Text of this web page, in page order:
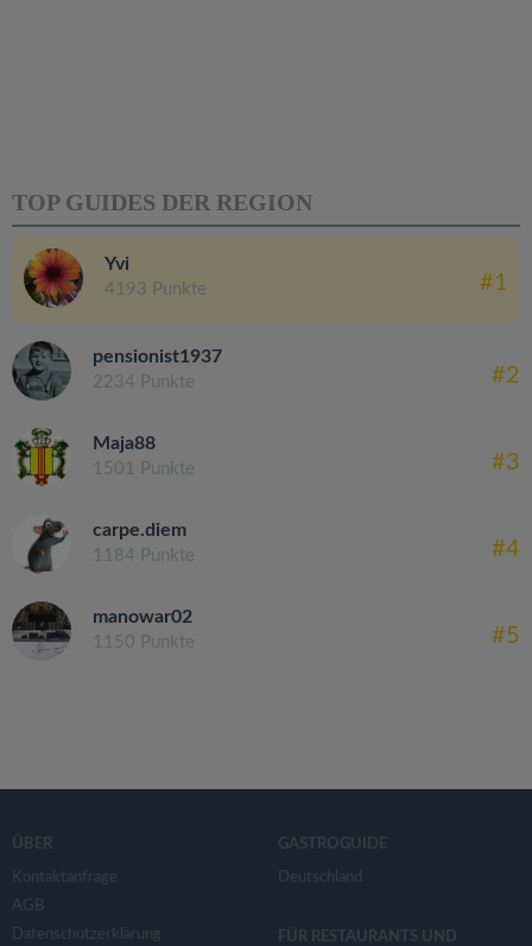
TOP GUIDES DER REGION
Yvi
4193 Punkte #1
pensionist1937
2234 Punkte #2
Maja88
1501 Punkte #3
carpe.diem
1184 Punkte #4
manowar02
1150 Punkte #5
ÜBER
Kontaktanfrage
AGB
Datenschutzerklärung
GASTROGUIDE
Deutschland
FÜR RESTAURANTS UND